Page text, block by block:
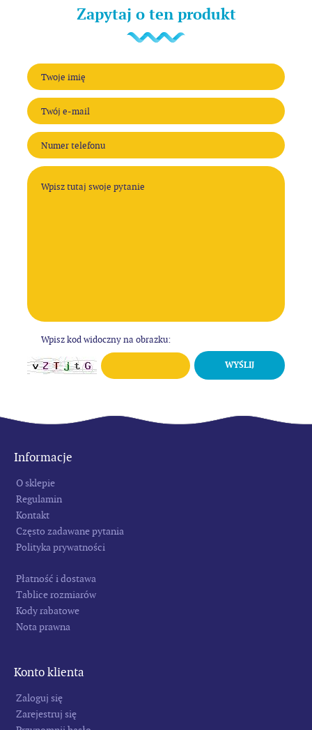
Zapytaj o ten produkt
Wpisz kod widoczny na obrazku:
WYŚLIJ
Informacje
O sklepie
Regulamin
Kontakt
Często zadawane pytania
Polityka prywatności
Płatność i dostawa
Tablice rozmiarów
Kody rabatowe
Nota prawna
Konto klienta
Zaloguj się
Zarejestruj się